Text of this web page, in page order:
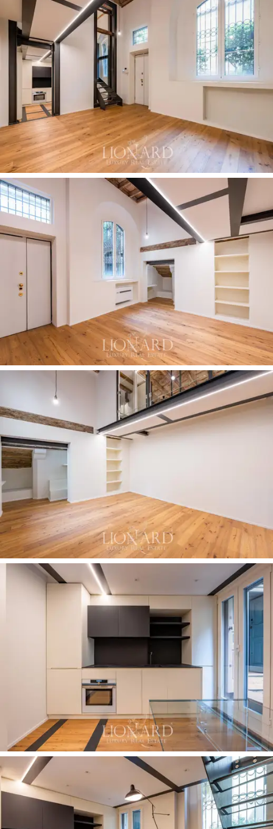
svart ståltrapp med hengende trinn
fører til
mezzaninen, hvor soverommet har et
walk-in-
garderobe. Adkomstkorridoren, med
lineær, innfelt
LED-gulvbelysning og hvite vegger
, fører til
soveområdet.
Badet viser også den høye detaljfokuseringen i
materialvalget. Hovedbadet har etfrittstående
badekarmed en organisk profil i matt hvit, en separat
dusj med klart glass, en dobbel veggmontert servant
med et gjennomgående bakgrunnsbelyst speil og et
mørkt harpiksgulv. Det andre badet fullfører suiten
med lignende detaljfokus.